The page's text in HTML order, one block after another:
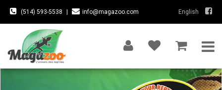
(514) 593-5538 info@magazoo.com English